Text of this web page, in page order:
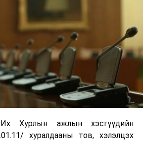
Хурлын ажлын хэсгүүдийн
хуралдааны тов, хэлэлцэх